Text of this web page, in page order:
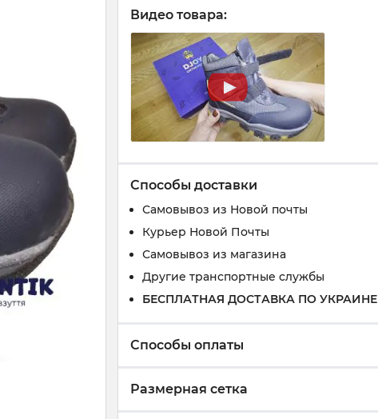
Видео товара:
Способы доставки
Самовывоз из Новой почты
Курьер Новой Почты
Самовывоз из магазина
Другие транспортные службы
БЕСПЛАТНАЯ ДОСТАВКА ПО УКРАИНЕ
Способы оплаты
Размерная сетка